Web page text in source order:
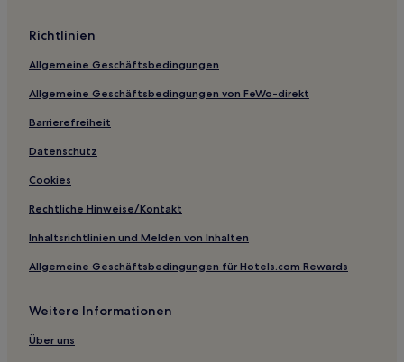
Bredene Hotels
Hotels nahe Villa Aqua
Diksmuide Hotels
Jabbeke Hotels
Ferienwohnungen in Nieuwpoort
Ferienwohnungen in De Panne
Richtlinien
Allgemeine Geschäftsbedingungen
Allgemeine Geschäftsbedingungen von FeWo-direkt
Barrierefreiheit
Datenschutz
Cookies
Rechtliche Hinweise/Kontakt
Inhaltsrichtlinien und Melden von Inhalten
Allgemeine Geschäftsbedingungen für Hotels.com Rewards
Weitere Informationen
Über uns